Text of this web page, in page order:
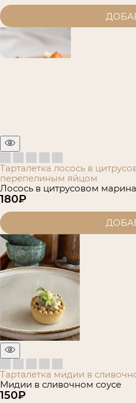
Тарталетка лосось в
перепелиным яйцом
Лосось в цитрусовом
180₽
Тарталетка мидии в
Мидии в сливочном соусе
150₽